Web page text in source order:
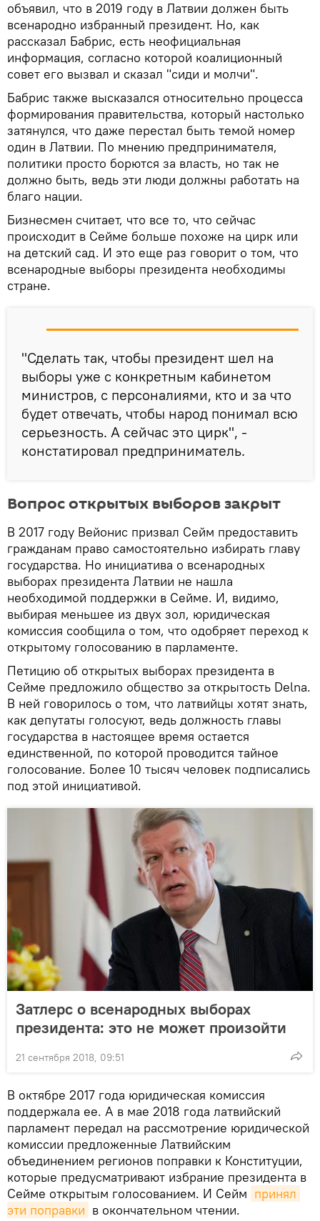
объявил, что в 2019 году в Латвии должен быть
всенародно избранный президент. Но, как
рассказал Бабрис, есть неофициальная
информация, согласно которой коалиционный
совет его вызвал и сказал "сиди и молчи".
Бабрис также высказался относительно процесса
формирования правительства, который настолько
затянулся, что даже перестал быть темой номер
один в Латвии. По мнению предпринимателя,
политики просто борются за власть, но так не
должно быть, ведь эти люди должны работать на
благо нации.
Бизнесмен считает, что все то, что сейчас
происходит в Сейме больше похоже на цирк или
на детский сад. И это еще раз говорит о том, что
всенародные выборы президента необходимы
стране.
"Сделать так, чтобы президент шел на
выборы уже с конкретным кабинетом
министров, с персоналиями, кто и за что
будет отвечать, чтобы народ понимал всю
серьезность. А сейчас это цирк", -
констатировал предприниматель.
Вопрос открытых выборов закрыт
В 2017 году Вейонис призвал Сейм предоставить
гражданам право самостоятельно избирать главу
государства. Но инициатива о всенародных
выборах президента Латвии не нашла
необходимой поддержки в Сейме. И, видимо,
выбирая меньшее из двух зол, юридическая
комиссия сообщила о том, что одобряет переход к
открытому голосованию в парламенте.
Петицию об открытых выборах президента в
Сейме предложило общество за открытость Delna.
В ней говорилось о том, что латвийцы хотят знать,
как депутаты голосуют, ведь должность главы
государства в настоящее время остается
единственной, по которой проводится тайное
голосование. Более 10 тысяч человек подписались
под этой инициативой.
Затлерс о всенародных выборах
президента: это не может произойти
21 сентября 2018, 09:51
В октябре 2017 года юридическая комиссия
поддержала ее. А в мае 2018 года латвийский
парламент передал на рассмотрение юридической
комиссии предложенные Латвийским
объединением регионов поправки к Конституции,
которые предусматривают избрание президента в
Сейме открытым голосованием. И Сейм принял
эти поправки в окончательном чтении.